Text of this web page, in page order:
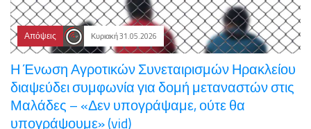
Απόψεις Κυριακή 31.05.2026
Η Ένωση Αγροτικών Συνεταιρισμών Ηρακλείου
διαψεύδει συμφωνία για δομή μεταναστών στις
Μαλάδες – «Δεν υπογράψαμε, ούτε θα
υπογράψουμε» (vid)